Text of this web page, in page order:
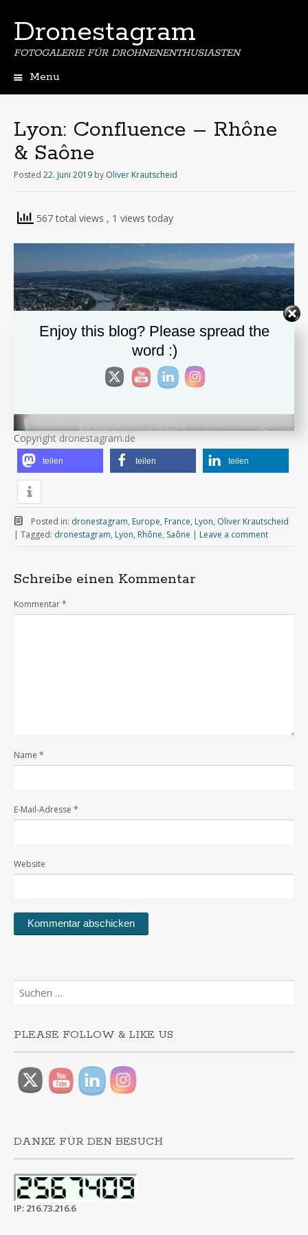
Dronestagram
FOTOGALERIE FÜR DROHNENENTHUSIASTEN
Menu
Lyon: Confluence – Rhône
& Saône
Posted 22. Juni 2019 by Oliver Krautscheid
567 total views , 1 views today
Copyright dronestagram.de
teilen teilen teilen
Posted in: dronestagram, Europe, France, Lyon, Oliver Krautscheid
| Tagged: dronestagram, Lyon, Rhône, Saône | Leave a comment
Schreibe einen Kommentar
Kommentar*
Name *
E-Mail-Adresse *
Website
Suchen
nach:
PLEASE FOLLOW & LIKE US
DANKE FÜR DEN BESUCH
IP: 216.73.216.6
Enjoy this blog? Please spread the
word :)